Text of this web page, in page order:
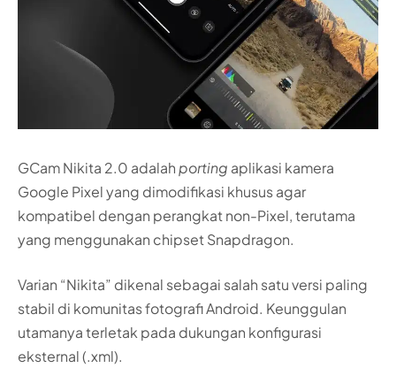
GCam Nikita 2.0 adalahporting aplikasi kamera
Google Pixel yang dimodifikasi khusus agar
kompatibel dengan perangkat non-Pixel, terutama
yang menggunakan chipset Snapdragon.
Varian “Nikita” dikenal sebagai salah satu versi paling
stabil di komunitas fotografi Android. Keunggulan
utamanya terletak pada dukungan konfigurasi
eksternal (.xml).